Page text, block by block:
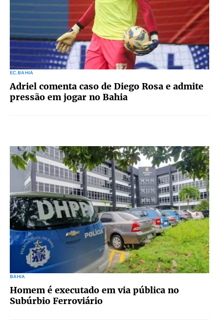
EC.BAHIA
Adriel comenta caso de Diego Rosa e admite
pressão em jogar no Bahia
BAHIA
Homem é executado em via pública no
Subúrbio Ferroviário